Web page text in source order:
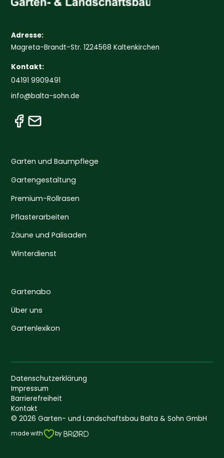
Adresse:
Magreta-Brandt-Str. 1224568 Kaltenkirchen
Kontakt:
04191 9909491
info@balta-sohn.de
Garten und Baumpflege
Gartengestaltung
Premium-Rollrasen
Pflasterarbeiten
Zäune und Palisaden
Winterdienst
Gartenabo
Über uns
Gartenlexikon
© 2026 Garten- und Landschaftsbau Balta & Sohn GmbH
made with by
Datenschutzerklärung
Impressum
Barrierefreiheit
Kontakt